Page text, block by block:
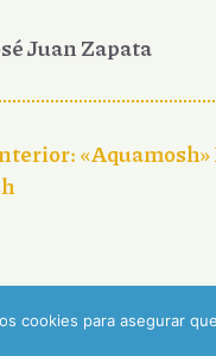
Juan Zapata
cookies para asegurar